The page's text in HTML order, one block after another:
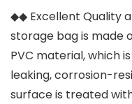
◆◆ Excellent Quality
storage bag is made
PVC material, which
leaking, corrosion-
surface is treated